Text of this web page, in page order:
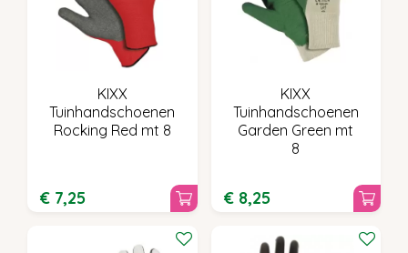
KIXX
Tuinhandschoenen
Rocking Red mt 8
€ 7,25
KIXX
Tuinhandschoenen
Garden Green mt
8
€ 8,25